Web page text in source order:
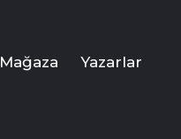
Mağaza
Yazarlar